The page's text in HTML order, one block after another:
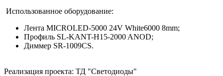
Использованное оборудование:
Лента MICROLED-5000 24V White6000 8mm;
Профиль SL-KANT-H15-2000 ANOD;
Диммер SR-1009CS.
Реализация проекта: ТД "Светодиоды"